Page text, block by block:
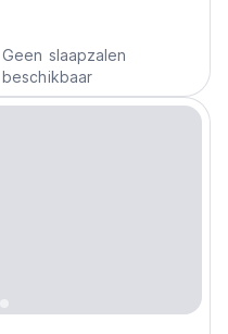
Geen slaapzalen
beschikbaar